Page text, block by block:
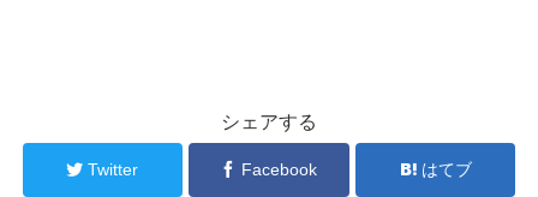
シェアする
Twitter Facebook はてブ